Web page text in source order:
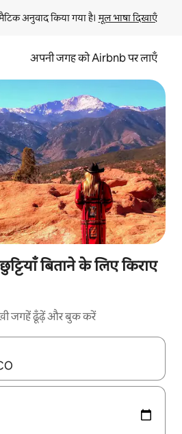
अनुवाद किया गया है। मूल भाषा दिखाएँ
अपनी जगह को Airbnb पर लाएँ
बिताने के लिए किराए
जगहें ढूँढ़ें और बुक करें
और डाउन 'ऐरो की' का इस्तेमाल करके नेविगेट